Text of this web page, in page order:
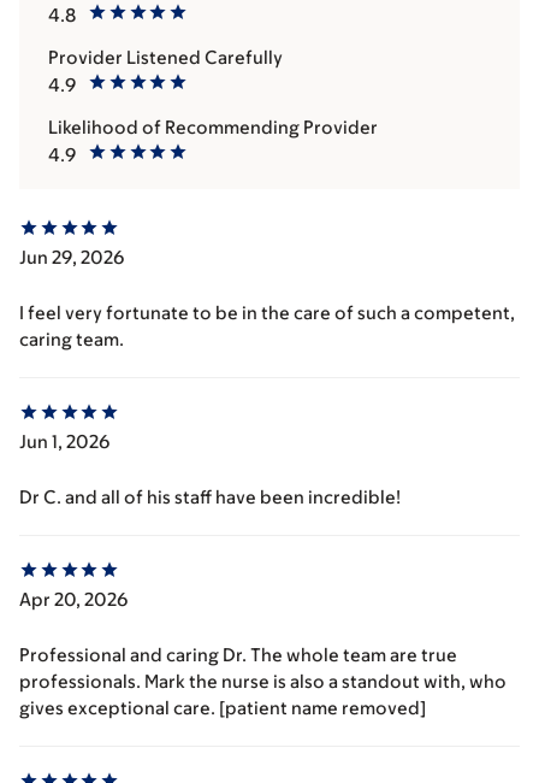
4.8
4.9
Provider Listened Carefully
4.9
Likelihood of Recommending Provider
Jun 29, 2026
I feel very fortunate to be in the care of such a competent,
caring team.
Jun 1, 2026
Dr C. and all of his staff have been incredible!
Apr 20, 2026
Professional and caring Dr. The whole team are true
professionals. Mark the nurse is also a standout with, who
gives exceptional care. [patient name removed]